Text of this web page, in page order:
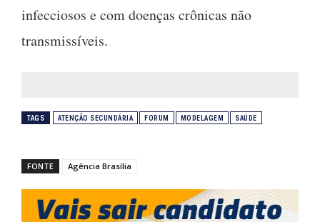
infecciosos e com doenças crônicas não
transmissíveis.
TAGS ATENÇÃO SECUNDÁRIA FORUM MODELAGEM SAÚDE
FONTE Agência Brasília